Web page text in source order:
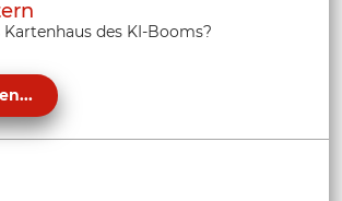
des KI-Booms?